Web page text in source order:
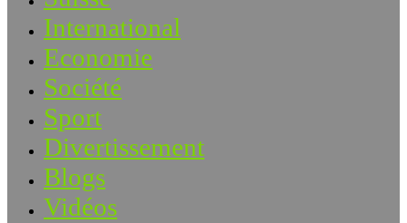
International
Economie
Société
Sport
Divertissement
Blogs
Vidéos